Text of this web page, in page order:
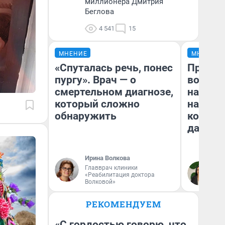
Беглова
4 541 15
МНЕНИЕ
«Спуталась речь, понес
пургу». Врач — о
смертельном диагнозе,
который сложно
обнаружить
Ирина Волкова
Главврач клиники
«Реабилитация доктора
Волковой»
МНЕНИЕ
нам
даже
РЕКОМЕНДУЕМ